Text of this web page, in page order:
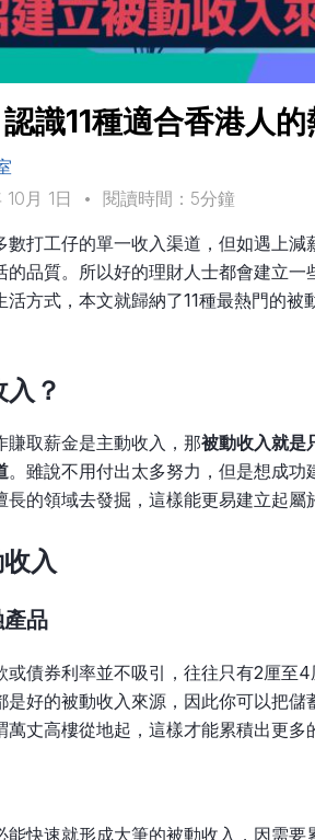
識11種適合香港人
月 1日
• 閱讀時間：5分鐘
數打工仔的單一收入渠道，但如遇上
的品質。所以好的理財人士都會建立
活方式，本文就歸納了11種最熱門的
？
賺取薪金是主動收入，那被動收入就是
。雖說不用付出太多努力，但是想成
的領域去發掘，這樣能更易建立起屬
入
品
或債券利率並不吸引，往往只有2厘至
是好的被動收入來源，因此你可以把
丈高樓從地起，這樣才能累積出更多
能快速就形成大筆的被動收入，因需